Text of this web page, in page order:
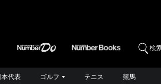
検
本代表 ゴルフ テニス 競馬